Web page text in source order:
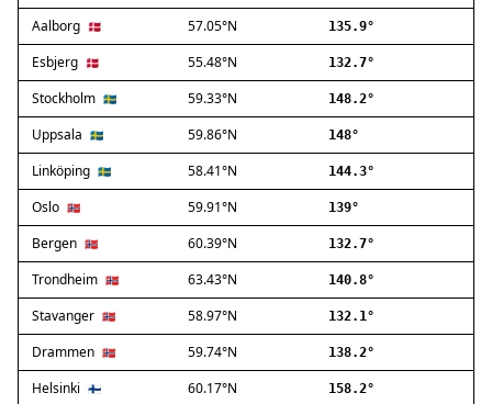
Haderslev
Albertslund
Allerød
Ballerup
Birkerød
Brøndby
Charlottenlund
Dragør
Farum
Fredensborg
Frederiksberg
Frederikssund
Frederiksværk
Gentofte
Gladsaxe
Aalborg 🇩🇰 57.05°N 135.9°
Esbjerg 🇩🇰 55.48°N 132.7°
Stockholm 🇸🇪 59.33°N 148.2°
Uppsala 🇸🇪 59.86°N 148°
Linköping 🇸🇪 58.41°N 144.3°
Oslo 🇳🇴 59.91°N 139°
Bergen 🇳🇴 60.39°N 132.7°
Trondheim 🇳🇴 63.43°N 140.8°
Stavanger 🇳🇴 58.97°N 132.1°
Drammen 🇳🇴 59.74°N 138.2°
Helsinki 🇫🇮 60.17°N 158.2°